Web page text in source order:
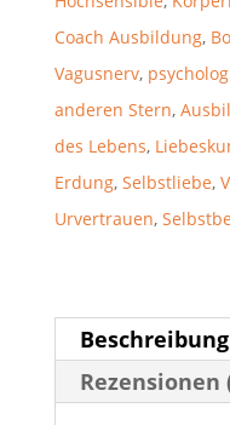
Coach Ausbildung,
Vagusnerv,
anderen Stern,
des Lebens,
Erdung, Selbstliebe,
Urvertrauen,
Beschreibung
Rezensionen